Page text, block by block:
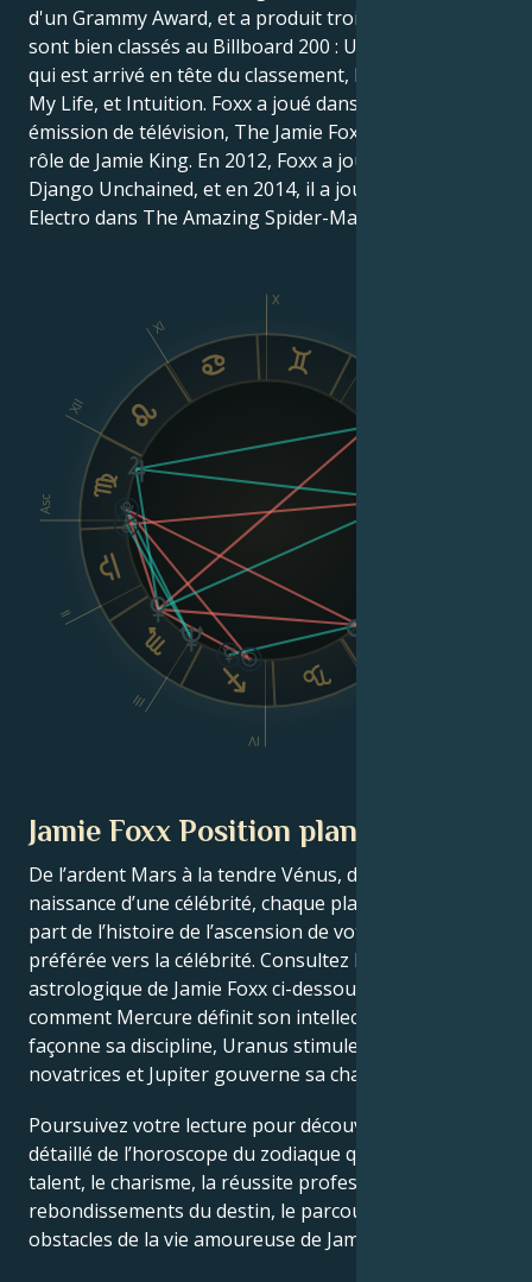
d'un Grammy Award, et a produit trois albums qui se
sont bien classés au Billboard 200 : Unpredictable,
qui est arrivé en tête du classement, Best Night of
My Life, et Intuition. Foxx a joué dans sa propre
émission de télévision, The Jamie Foxx Show, dans le
rôle de Jamie King. En 2012, Foxx a joué dans le film
Django Unchained, et en 2014, il a joué le méchant
Electro dans The Amazing Spider-Man 2.
Asc
II
III
IV
X
XI
XII
Jamie Foxx Position planétaire
De l’ardent Mars à la tendre Vénus, dans ce thème de
naissance d’une célébrité, chaque planète raconte sa
part de l’histoire de l’ascension de votre star
préférée vers la célébrité. Consultez le thème
astrologique de Jamie Foxx ci-dessous pour découvrir
comment Mercure définit son intellect, Saturne
façonne sa discipline, Uranus stimule ses idées
novatrices et Jupiter gouverne sa chance.
Poursuivez votre lecture pour découvrir le profil
détaillé de l’horoscope du zodiaque qui explique le
talent, le charisme, la réussite professionnelle, les
rebondissements du destin, le parcours de vie et les
obstacles de la vie amoureuse de Jamie Foxx.